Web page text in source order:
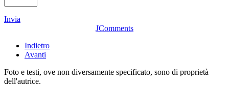
Invia
JComments
Indietro
Avanti
Foto e testi, ove non diversamente specificato, sono di proprietà
dell'autrice.